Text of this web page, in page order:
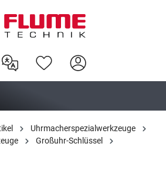
Uhrmacherspezialwerkzeuge
Großuhr-Schlüssel